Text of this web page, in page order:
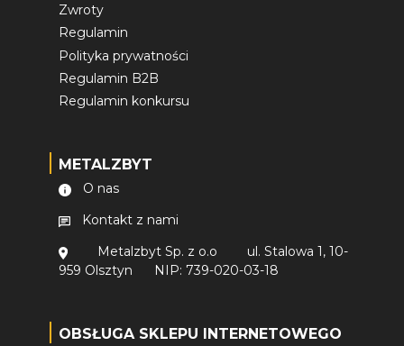
Zwroty
Regulamin
Polityka prywatności
Regulamin B2B
Regulamin konkursu
METALZBYT
O nas
Kontakt z nami
Metalzbyt Sp. z o.o
ul. Stalowa 1, 10-
959 Olsztyn
NIP: 739-020-03-18
OBSŁUGA SKLEPU INTERNETOWEGO